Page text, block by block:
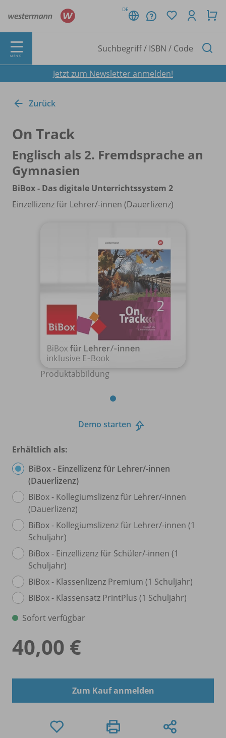
DE
MENÜ
Jetzt zum Newsletter anmelden!
Zurück
On Track
Englisch als 2. Fremdsprache an
Gymnasien
BiBox - Das digitale Unterrichtssystem 2
Einzellizenz für Lehrer/-innen (Dauerlizenz)
Produktabbildung
Demo starten
Erhältlich als:
BiBox - Einzellizenz für Lehrer/-innen
(Dauerlizenz)
BiBox - Kollegiumslizenz für Lehrer/-innen
(Dauerlizenz)
BiBox - Kollegiumslizenz für Lehrer/-innen (1
Schuljahr)
BiBox - Einzellizenz für Schüler/-innen (1
Schuljahr)
BiBox - Klassenlizenz Premium (1 Schuljahr)
BiBox - Klassensatz PrintPlus (1 Schuljahr)
Sofort verfügbar
40,00 €
Zum Kauf anmelden